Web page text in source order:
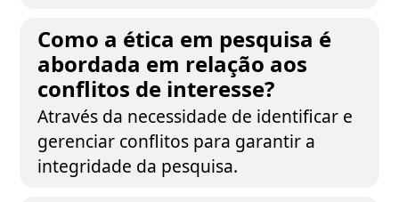
Como a ética em pesquisa é
abordada em relação aos
conflitos de interesse?
Através da necessidade de identificar e
gerenciar conflitos para garantir a
integridade da pesquisa.